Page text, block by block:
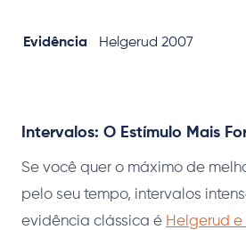
Evidência Helgerud 2007
Intervalos: O Estímulo Mais
Se você quer o máximo de
pelo seu tempo, intervalos
evidência clássica é Helgerud